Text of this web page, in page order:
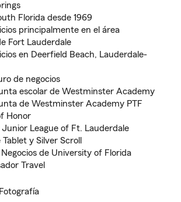
Florida desde 1969
principalmente en el área
Fort Lauderdale
en Deerfield Beach, Lauderdale-
de negocios
escolar de Westminster Academy
de Westminster Academy PTF
Honor
Junior League of Ft. Lauderdale
y Silver Scroll
de University of Florida
Travel